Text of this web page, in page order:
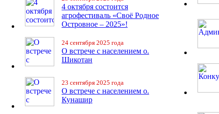
4 октября состоится
агрофестиваль «Своё Родное
Островное – 2025»!
24 сентября 2025 года
О встрече с населением о.
Шикотан
23 сентября 2025 года
О встрече с населением о.
Кунашир